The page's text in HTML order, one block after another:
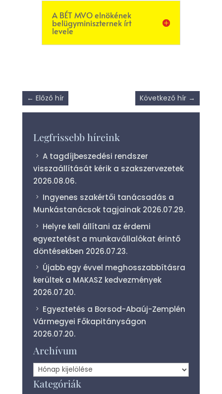
A BÉT MVO elnökének
belügyminiszternek írt
levele
← Előző hír Következő hír →
Legfrissebb híreink
A tagdíjbeszedési rendszer
visszaállítását kérik a szakszervezetek
2026.08.06.
Ingyenes szakértői tanácsadás a
Munkástanácsok tagjainak 2026.07.29.
Helyre kell állítani az érdemi
egyeztetést a munkavállalókat érintő
döntésekben 2026.07.23.
Újabb egy évvel meghosszabbításra
kerültek a MAKASZ kedvezmények
2026.07.20.
Egyeztetés a Borsod-Abaúj-Zemplén
Vármegyei Főkapitányságon
2026.07.20.
Archívum
Archívum
Kategóriák